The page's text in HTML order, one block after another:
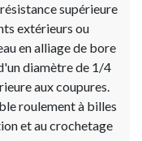
supérieure
extérieurs ou
en alliage de bore
diamètre de 1/4
aux coupures.
roulement à billes
et au crochetage